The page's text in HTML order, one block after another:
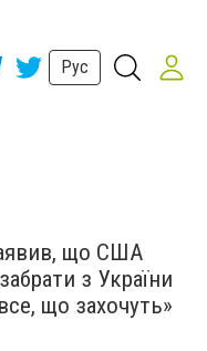
Рус
що США
з України
що захочуть»